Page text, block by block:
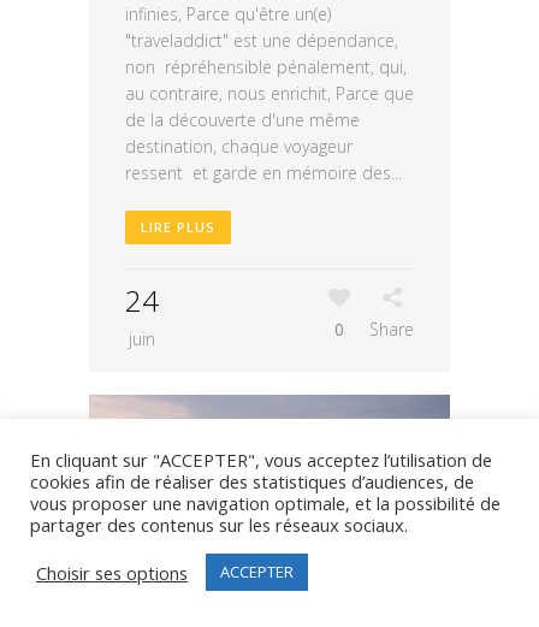
infinies, Parce qu'être un(e)
"traveladdict" est une dépendance,
non répréhensible pénalement, qui,
au contraire, nous enrichit, Parce que
de la découverte d'une même
destination, chaque voyageur
ressent et garde en mémoire des...
LIRE PLUS
24
juin 0 Share
En cliquant sur "ACCEPTER", vous acceptez l’utilisation de
cookies afin de réaliser des statistiques d’audiences, de
vous proposer une navigation optimale, et la possibilité de
partager des contenus sur les réseaux sociaux.
Choisir ses options
ACCEPTER